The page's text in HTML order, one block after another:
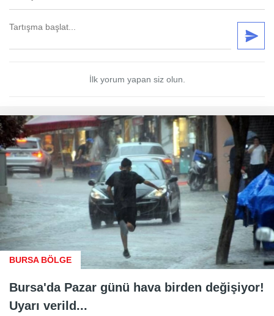
İlk yorum yapan siz olun.
BURSA BÖLGE
Bursa'da Pazar günü hava birden değişiyor!
Uyarı verild...